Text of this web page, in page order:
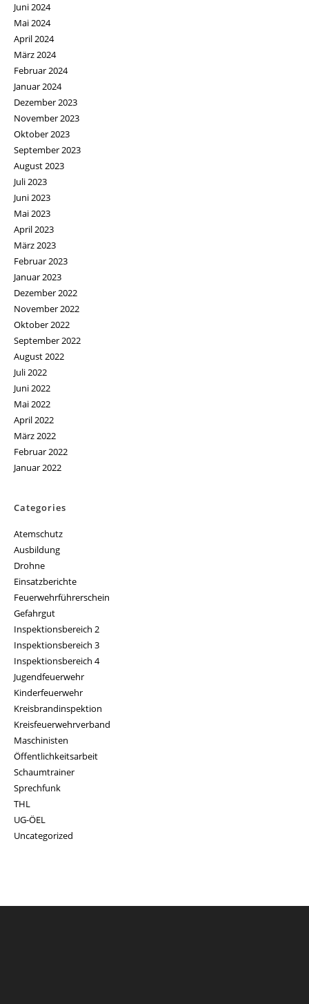
Juni 2024
Mai 2024
April 2024
März 2024
Februar 2024
Januar 2024
Dezember 2023
November 2023
Oktober 2023
September 2023
August 2023
Juli 2023
Juni 2023
Mai 2023
April 2023
März 2023
Februar 2023
Januar 2023
Dezember 2022
November 2022
Oktober 2022
September 2022
August 2022
Juli 2022
Juni 2022
Mai 2022
April 2022
März 2022
Februar 2022
Januar 2022
Categories
Atemschutz
Ausbildung
Drohne
Einsatzberichte
Feuerwehrführerschein
Gefahrgut
Inspektionsbereich 2
Inspektionsbereich 3
Inspektionsbereich 4
Jugendfeuerwehr
Kinderfeuerwehr
Kreisbrandinspektion
Kreisfeuerwehrverband
Maschinisten
Öffentlichkeitsarbeit
Schaumtrainer
Sprechfunk
THL
UG-ÖEL
Uncategorized